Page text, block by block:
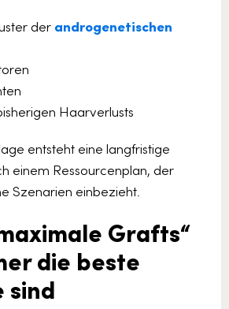
der androgenetischen
Haarverlusts
entsteht eine langfristige
einem Ressourcenplan, der
Szenarien einbezieht.
Grafts“
die beste
sind